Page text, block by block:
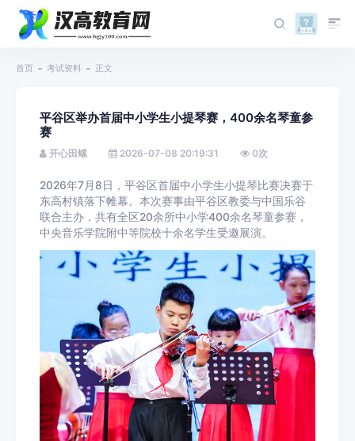
首页 考试资料 正文
平谷区举办首届中小学生小提琴赛，400余名琴童参
赛
开心田螺 2026-07-08 20:19:31 0次
2026年7月8日，平谷区首届中小学生小提琴比赛决赛于
东高村镇落下帷幕。本次赛事由平谷区教委与中国乐谷
联合主办，共有全区20余所中小学400余名琴童参赛，
中央音乐学院附中等院校十余名学生受邀展演。